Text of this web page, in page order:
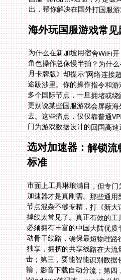
出，帮你解决在国外打国服
海外玩国服游戏常
为什么在新加坡用宿舍WiFi
角色操作总像慢半拍？为什
月卡牌版》却提示“网络连接
途跋涉里。你的操作指令和
多个国际节点，一旦拥堵或
更别说某些国服游戏会屏蔽
去。这些痛点，仅仅靠普通
门为游戏数据设计的回国高
选对加速器：解锁
标准
市面上工具琳琅满目，但专门
加速器才是真刚需。那些通用
节点混杂不够专精，打《新
掉线太常见了。真正有效的工
必须拥有丰富的中国大陆优质
动骨干线路，确保最短物理路
独享，拥挤的共享线路在大
击；第三，要能智能识别数
输，影音下载自动分流；第四
Windows笔记本、mac办公